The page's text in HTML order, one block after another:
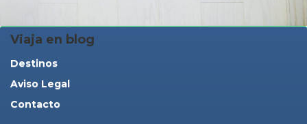
Viaja en blog
Destinos
Aviso Legal
Contacto